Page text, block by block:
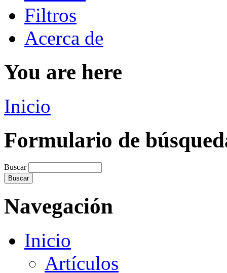
Filtros
Acerca de
You are here
Inicio
Formulario de
Buscar
Navegación
Inicio
Artículos